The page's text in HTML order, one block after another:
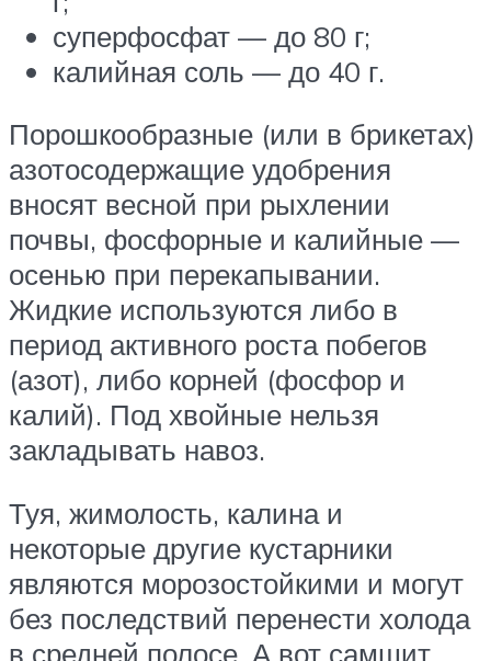
суперфосфат — до 80 г;
калийная соль — до 40 г.
Порошкообразные (или в брикетах)
азотосодержащие удобрения
вносят весной при рыхлении
почвы, фосфорные и калийные —
осенью при перекапывании.
Жидкие используются либо в
период активного роста побегов
(азот), либо корней (фосфор и
калий). Под хвойные нельзя
закладывать навоз.
Туя, жимолость, калина и
некоторые другие кустарники
являются морозостойкими и могут
без последствий перенести холода
в средней полосе. А вот самшит,